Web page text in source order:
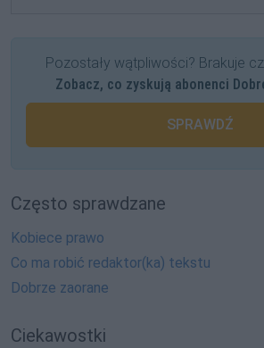
Pozostały wątpliwości? Brakuje
Zobacz, co zyskują abonenci
SPRAWDŹ
Często sprawdzane
Kobiece prawo
Co ma robić redaktor(ka) tekstu
Dobrze zaorane
Ciekawostki